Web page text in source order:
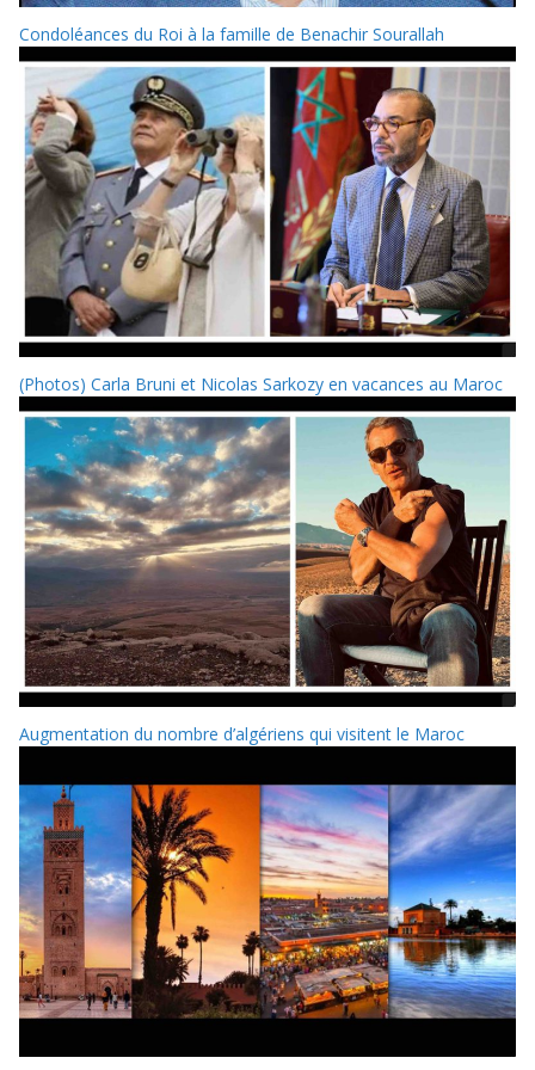
Condoléances du Roi à la famille de Benachir Sourallah
(Photos) Carla Bruni et Nicolas Sarkozy en vacances au Maroc
Augmentation du nombre d’algériens qui visitent le Maroc